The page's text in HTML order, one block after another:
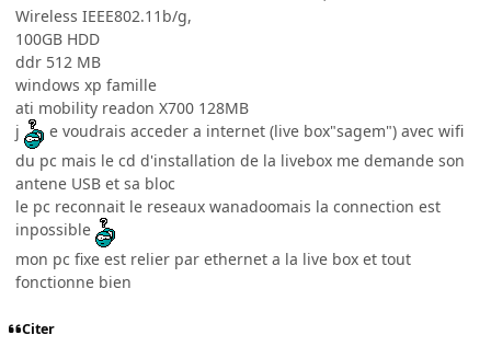
Wireless IEEE802.11b/g,
100GB HDD
ddr 512 MB
windows xp famille
ati mobility readon X700 128MB
j
e voudrais acceder a internet (live box"sagem") avec wifi
du pc mais le cd d'installation de la livebox me demande son
antene USB et sa bloc
le pc reconnait le reseaux wanadoomais la connection est
inpossible
mon pc fixe est relier par ethernet a la live box et tout
fonctionne bien
Citer